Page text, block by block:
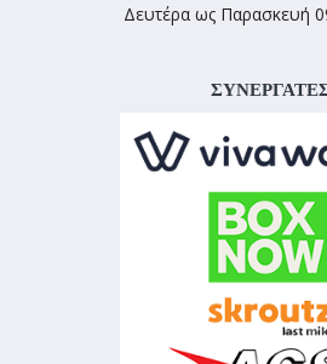
Δευτέρα ως Παρασκευή